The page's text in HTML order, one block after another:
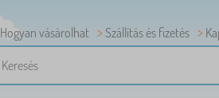
Hogyan vásárolhat Szállítás és fizetés